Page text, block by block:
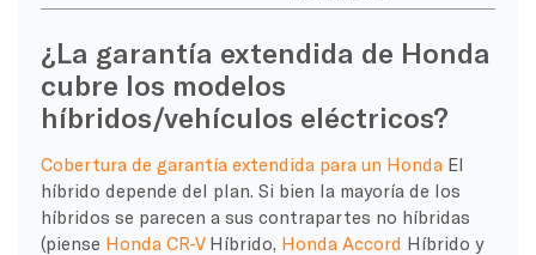
¿La garantía extendida de Honda
cubre los modelos
híbridos/vehículos eléctricos?
Cobertura de garantía extendida para un HondaEl
híbrido depende del plan. Si bien la mayoría de los
híbridos se parecen a sus contrapartes no híbridas
(piense Honda CR-VHíbrido, Honda Accord Híbrido y